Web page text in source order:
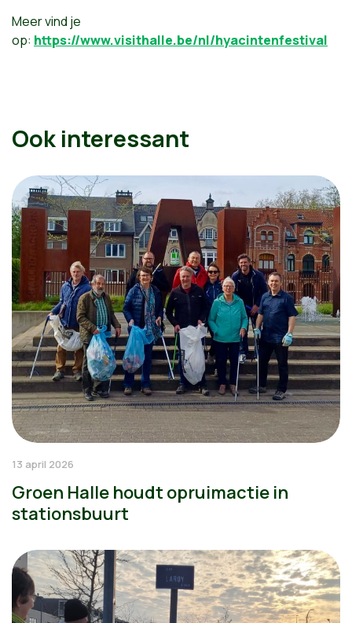
Meer vind je
op: https://www.visithalle.be/nl/hyacintenfestival
Ook interessant
13 april 2026
Groen Halle houdt opruimactie in
stationsbuurt